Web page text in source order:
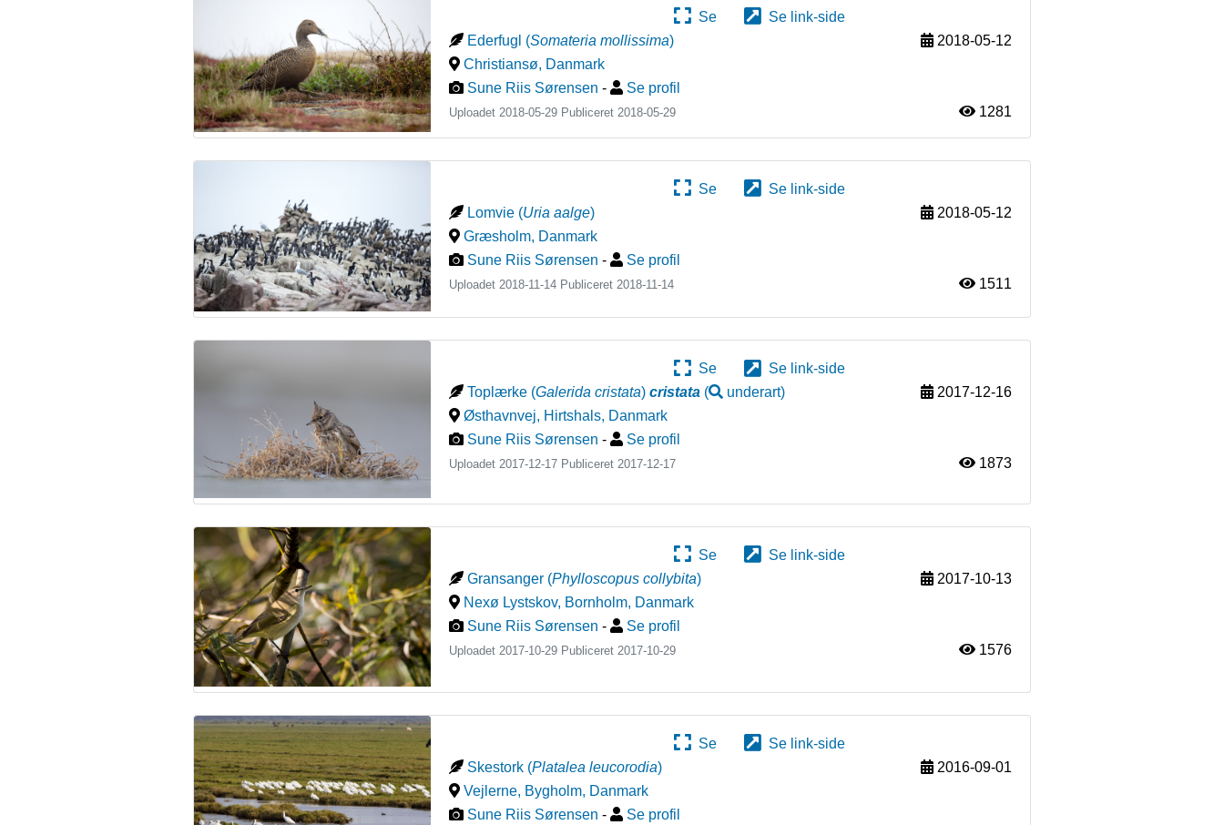
Se
Se link-side
Ederfugl (Somateria mollissima)
2018-05-12
Christiansø, Danmark
Sune Riis Sørensen - Se profil
Uploadet 2018-05-29 Publiceret 2018-05-29 1281
Se
Se link-side
Lomvie (Uria aalge)
2018-05-12
Græsholm, Danmark
Sune Riis Sørensen - Se profil
Uploadet 2018-11-14 Publiceret 2018-11-14 1511
Se
Se link-side
Toplærke (Galerida cristata)cristata ( underart)
2017-12-16
Østhavnvej, Hirtshals, Danmark
Sune Riis Sørensen - Se profil
Uploadet 2017-12-17 Publiceret2017-12-17 1873
Se
Se link-side
Gransanger (Phylloscopus collybita)
2017-10-13
Nexø Lystskov, Bornholm, Danmark
Sune Riis Sørensen - Se profil
Uploadet 2017-10-29 Publiceret 2017-10-29 1576
Se
Se link-side
Skestork (Platalea leucorodia)
2016-09-01
Vejlerne, Bygholm, Danmark
Sune Riis Sørensen - Se profil